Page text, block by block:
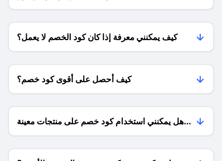
الشحن ؟
كيف يمكنني معرفة إذا كان كود الخصم لا يعمل؟
كيف أحصل على أقوى كود خصم؟
هل يمكنني استخدام كود خصم على منتجات معينة
فقط؟